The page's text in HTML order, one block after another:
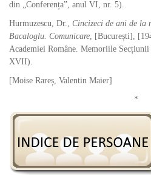
din „Conferența”, anul VI, nr. 5).
Hurmuzescu, Dr., Cincizeci de ani de la
Bacaloglu. Comunicare, [București],
Academiei Române. Memoriile
XVII).
[Moise Rareș, Valentin Maier]
*